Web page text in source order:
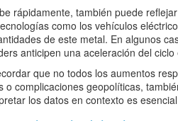
rápidamente, también puede
como los vehículos
de este metal. En algunos
anticipen una aceleración del ciclo
que no todos los aumentos
o complicaciones geopolíticas,
los datos en contexto es